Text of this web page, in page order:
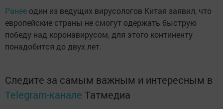
Ранее один из ведущих вирусологов Китая заявил, что
европейские страны не смогут одержать быструю
победу над коронавирусом, для этого континенту
понадобится до двух лет.
Следите за самым важным и интересным в
Telegram-канале Татмедиа